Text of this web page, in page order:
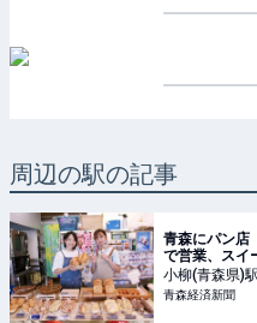
周辺の駅の記事
青森にパン店
で営業、スイ
小柳(青森県)駅
青森経済新聞